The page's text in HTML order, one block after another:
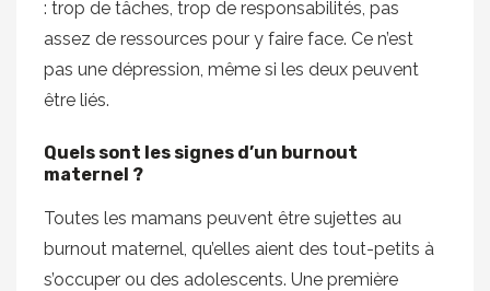
: trop de tâches, trop de responsabilités, pas
assez de ressources pour y faire face. Ce n’est
pas une dépression, même si les deux peuvent
être liés.
Quels sont les signes d’un burnout
maternel ?
Toutes les mamans peuvent être sujettes au
burnout maternel, qu’elles aient des tout-petits à
s’occuper ou des adolescents. Une première